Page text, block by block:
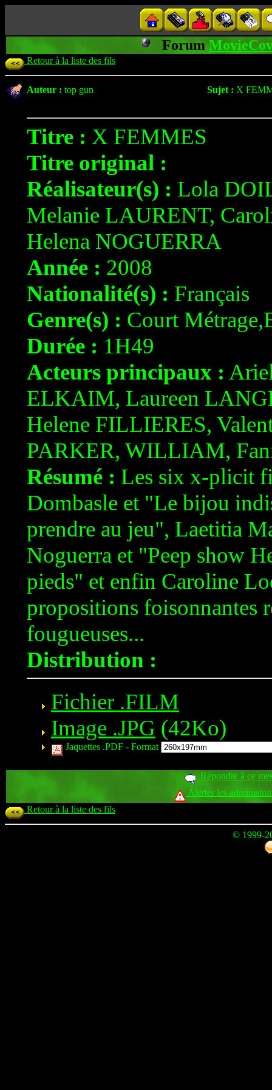
Forum
Retour à la liste des fils
Auteur : top gun Sujet : X
Titre : X FEMMES
Titre original :
Réalisateur(s) : Lola
Melanie LAURENT,
Helena NOGUERRA
Année : 2008
Nationalité(s) : Français
Genre(s) : Court
Durée : 1H49
Acteurs principaux :
ELKAIM, Laureen
Helene FILLIERES,
PARKER, WILLIAM,
Résumé : Les six x-plicit
Dombasle et "Le bijou
prendre au jeu", Laetitia
Noguerra et "Peep show
pieds" et enfin Caroline
propositions foisonnantes
fougueuses...
Distribution :
Fichier .FILM
Image .JPG (42Ko)
Jaquettes .PDF - Format
Répondre à ce
Alerter les
Retour à la liste des fils
© 1999-